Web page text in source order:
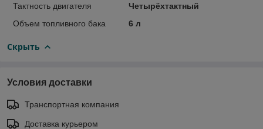
Тактность двигателя
Четырёхтактный
Объем топливного бака
6 л
Скрыть
Условия доставки
Транспортная компания
Доставка курьером